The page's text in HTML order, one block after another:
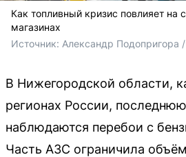
Как топливный кризис повлияет на
магазинах
Источник: Александр Подопригора /
В Нижегородской области,
регионах России,
наблюдаются перебои с
Часть АЗС ограничила